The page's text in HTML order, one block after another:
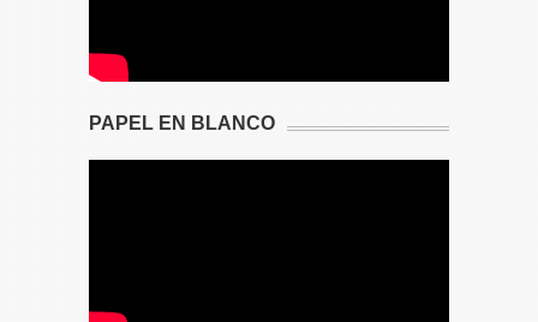
PAPEL EN BLANCO